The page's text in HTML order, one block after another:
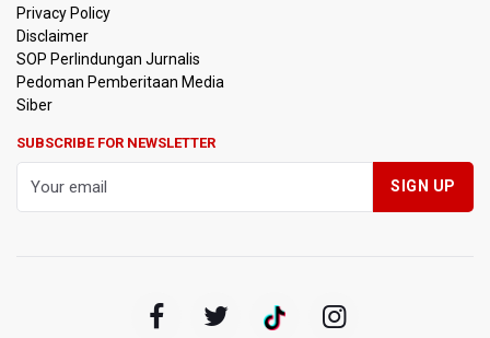
Menkomdigi Sebut Kehadiran AI Factory Perkuat Posisi
Indonesia
Perumnas Bangun Hunian Bersubsidi dengan Konsep
Sebesar 145,3 Miliar Dolar AS
Privacy Policy
Disclaimer
SOP Perlindungan Jurnalis
Pedoman Pemberitaan Media
Siber
SUBSCRIBE FOR NEWSLETTER